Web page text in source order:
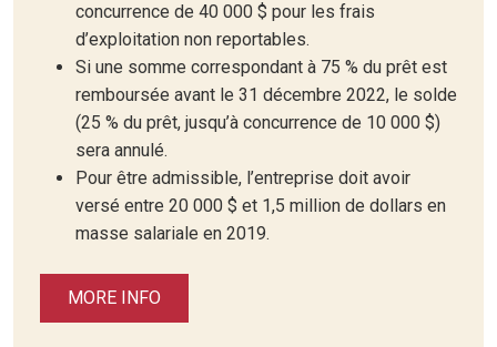
concurrence de 40 000 $ pour les frais
d’exploitation non reportables.
Si une somme correspondant à 75 % du prêt est
remboursée avant le 31 décembre 2022, le solde
(25 % du prêt, jusqu’à concurrence de 10 000 $)
sera annulé.
Pour être admissible, l’entreprise doit avoir
versé entre 20 000 $ et 1,5 million de dollars en
masse salariale en 2019.
MORE INFO